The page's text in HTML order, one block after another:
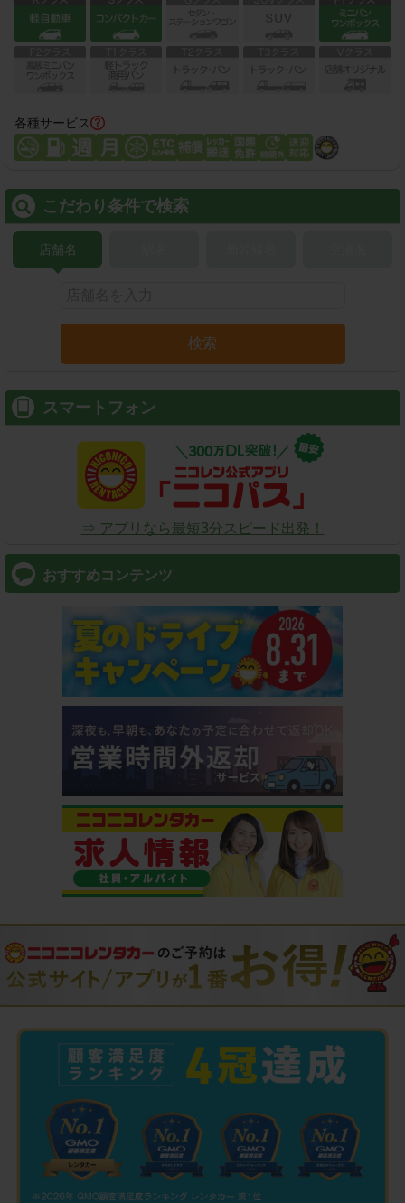
各種サービス
こだわり条件で検索
店舗名
検索
スマートフォン
⇒ アプリなら最短3分スピード出発！
おすすめコンテンツ